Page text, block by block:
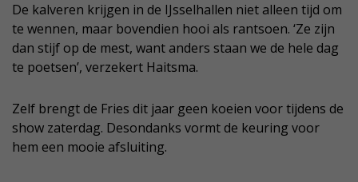
De kalveren krijgen in de IJsselhallen niet alleen tijd om
te wennen, maar bovendien hooi als rantsoen. ‘Ze zijn
dan stijf op de mest, want anders staan we de hele dag
te poetsen’, verzekert Haitsma.
Zelf brengt de Fries dit jaar geen koeien voor tijdens de
show zaterdag. Desondanks vormt de keuring voor
hem een mooie afsluiting.